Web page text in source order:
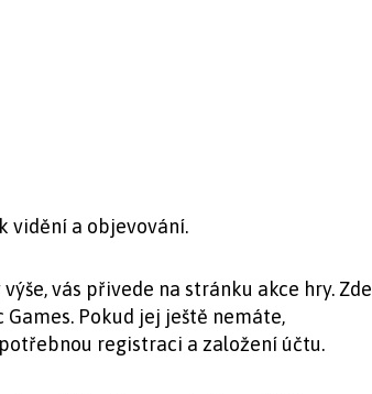
vidění a objevování.
vás přivede na stránku akce hry. Zde
Pokud jej ještě nemáte,
registraci a založení účtu.